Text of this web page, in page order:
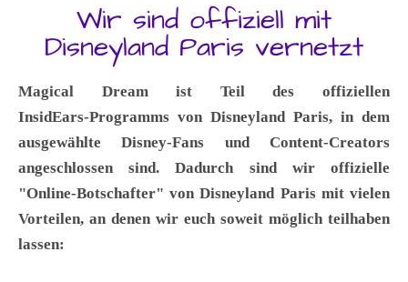
Wir sind offiziell mit
Disneyland Paris vernetzt
Magical Dream ist Teil des offiziellen
InsidEars‑Programms von Disneyland Paris, in dem
ausgewählte Disney‑Fans und Content‑Creators
angeschlossen sind. Dadurch sind wir offizielle
"Online-Botschafter" von Disneyland Paris mit vielen
Vorteilen, an denen wir euch soweit möglich teilhaben
lassen: